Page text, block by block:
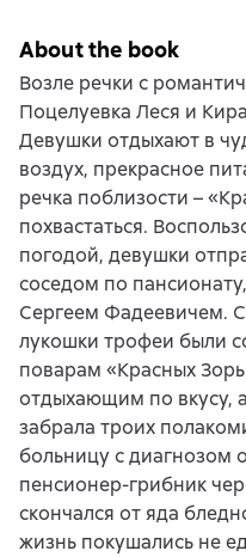
About the book
Возле речки с
Поцелуевка Леся и
Девушки отдыхают в
воздух, прекрасное
речка поблизости –
похвастаться.
погодой, девушки
соседом по
Сергеем Фадеевичем.
лукошки трофеи были
поварам «Красных
отдыхающим по вкусу,
забрала троих
больницу с диагнозом
пенсионер-грибник
скончался от яда
жизнь покушались не